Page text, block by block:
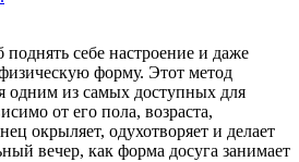
себе настроение и даже
форму. Этот метод
одним из самых доступных для
от его пола, возраста,
окрыляет, одухотворяет и делает
вечер, как форма досуга занимает